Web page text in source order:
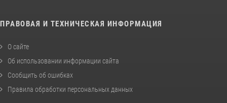
ПРАВОВАЯ И ТЕХНИЧЕСКАЯ ИНФОРМАЦИЯ
О сайте
Об использовании информации сайта
Сообщить об ошибках
Правила обработки персональных данных